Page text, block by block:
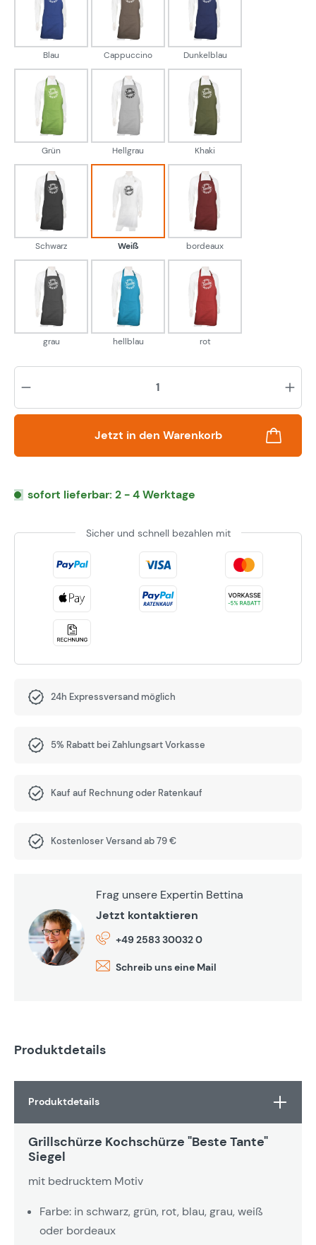
Blau
Blau
Cappuccino
Cappuccino
Dunkelblau
Dunkelblau
Grün
Grün
Hellgrau
Hellgrau
Khaki
Khaki
Schwarz
Schwarz
Weiß
Weiß
bordeaux
bordeaux
grau
grau
hellblau
hellblau
rot
rot
Jetzt in den Warenkorb
sofort lieferbar: 2 - 4 Werktage
Sicher und schnell bezahlen mit
24h Expressversand möglich
5% Rabatt bei Zahlungsart Vorkasse
Kauf auf Rechnung oder Ratenkauf
Kostenloser Versand ab 79 €
Frag unsere Expertin Bettina
Jetzt kontaktieren
+49 2583 30032 0
Schreib uns eine Mail
Produktdetails
Produktdetails
Grillschürze Kochschürze "Beste Tante"
Siegel
mit bedrucktem Motiv
Farbe: in schwarz, grün, rot, blau, grau, weiß
oder bordeaux